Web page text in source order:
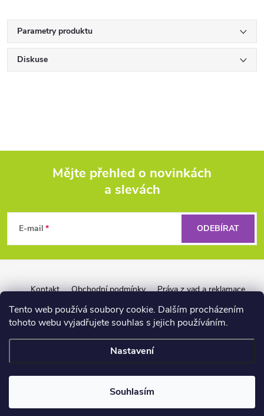
Tento web používá soubory cookie. Dalším procházením
tohoto webu vyjadřujete souhlas s jejich používáním.
Nastavení
Souhlasím
Parametry produktu
Diskuse
p
a
Mějte přehled o novinkách
a slevách
E-mail ODEBÍRAT
Kontakt Obchodní podmínky
Práva z vad a reklamace
Záruka Liquid Force
Reklamační řád pro firmy
Copyright 2026wakeshop.cz. Všechna práva vyhrazena.